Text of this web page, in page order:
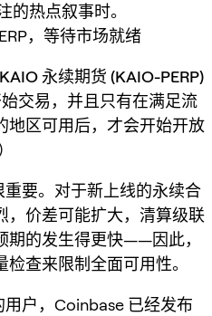
的热点叙事时。
，等待市场就绪
KAIO 永续期货 (KAIO-PERP)
交易，并且只有在满足流
地区可用后，才会开始开放
重要。对于新上线的永续合
，价差可能扩大，清算级联
期的发生得更快——因此，
查来限制全面可用性。
户，Coinbase 已经发布